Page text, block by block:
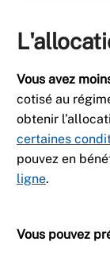
Vous avez
cotisé au
obtenir
certaines
pouvez en
ligne.
Vous pouvez